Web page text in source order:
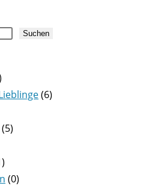
Suchen
(6)
(5)
(0)